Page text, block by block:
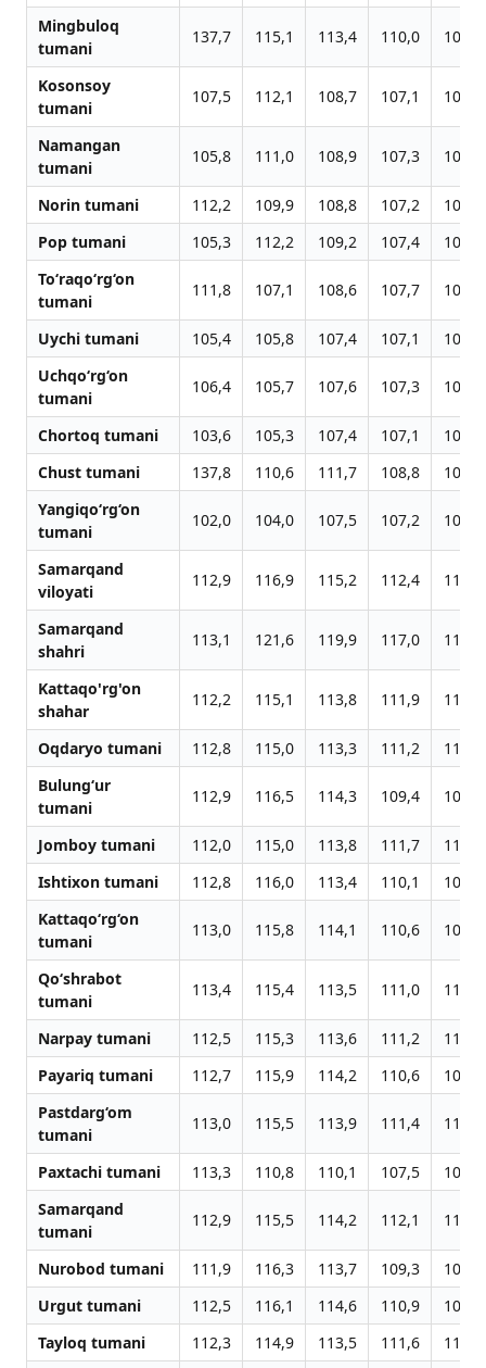
Mingbuloq
tumani
137,7 115,1 113,4 110,0 103,2
Kosonsoy
tumani
107,5 112,1 108,7 107,1 103,2
Namangan
tumani
105,8 111,0 108,9 107,3 103,4
Norin tumani 112,2 109,9 108,8 107,2
103,2
Pop tumani
105,3 112,2 109,2 107,4
102,7
To‘raqo‘rg‘on
tumani
111,8 107,1 108,6 107,7 103,1
Uychi tumani 105,4 105,8 107,4 107,1
103,2
Uchqo‘rg‘on
tumani
106,4 105,7 107,6 107,3 103,9
Chortoq tumani 103,6 105,3 107,4 107,1
103,3
Chust tumani
137,8 110,6 111,7 108,8
104,0
Yangiqo‘rg‘on
tumani
102,0 104,0 107,5 107,2 103,4
Samarqand
viloyati
112,9 116,9 115,2 112,4 111,4
Samarqand
shahri
113,1 121,6 119,9 117,0 114,9
Kattaqo'rg'on
shahar
112,2 115,1 113,8 111,9 110,5
Oqdaryo tumani 112,8 115,0 113,3 111,2
110,7
Bulung‘ur
tumani
112,9 116,5 114,3 109,4 108,4
Jomboy tumani 112,0 115,0 113,8 111,7
110,6
Ishtixon tumani
112,8 116,0 113,4 110,1
109,3
Kattaqo‘rg‘on
tumani
113,0 115,8 114,1 110,6 108,9
Qo‘shrabot
tumani
113,4 115,4 113,5 111,0 110,1
Narpay tumani 112,5 115,3 113,6 111,2
110,3
Payariq tumani
112,7 115,9 114,2 110,6
109,6
Pastdarg‘om
tumani
113,0 115,5 113,9 111,4 111,6
Paxtachi tumani 113,3 110,8 110,1 107,5
108,7
Samarqand
tumani
112,9 115,5 114,2 112,1 111,1
Nurobod tumani 111,9 116,3 113,7 109,3
108,3
Urgut tumani
112,5 116,1 114,6 110,9
109,7
Tayloq tumani
112,3 114,9 113,5 111,6
110,4